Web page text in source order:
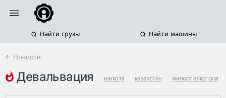
Найти грузы Найти машины
← Новости
девальвация валюта казахстан импорт алкоголя